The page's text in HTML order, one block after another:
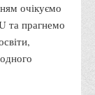
очікуємо
та прагнемо